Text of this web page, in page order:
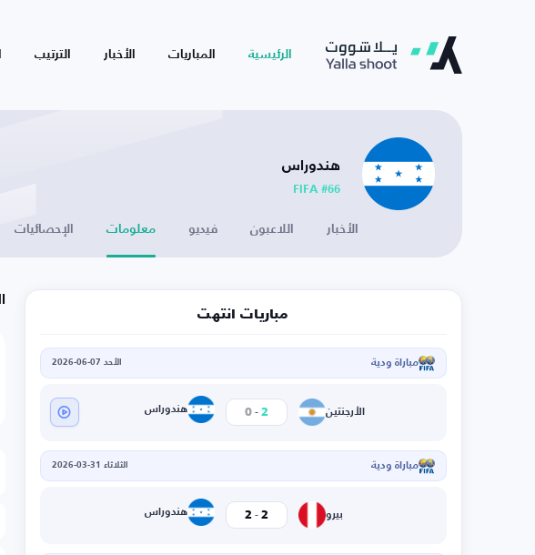
الرئيسية المباريات الأخبار الترتيب
هندوراس
FIFA #66
الأخبار اللاعبون فيديو معلومات الإحصائيات
مباريات انتهت
مباراة ودية الأحد 07-06-2026
الأرجنتين 2
-
0 هندوراس
مباراة ودية الثلاثاء 31-03-2026
بيرو 2
-
2 هندوراس